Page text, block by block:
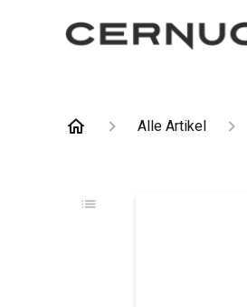
Alle Artikel